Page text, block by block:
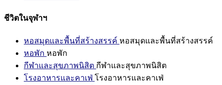
ชีวิตในจุฬาฯ
หอสมุดและพื้นที่สร้างสรรค์ หอสมุดและพื้นที่สร้างสรรค์
หอพัก หอพัก
กีฬาและสุขภาพนิสิต กีฬาและสุขภาพนิสิต
โรงอาหารและคาเฟ่ โรงอาหารและคาเฟ่